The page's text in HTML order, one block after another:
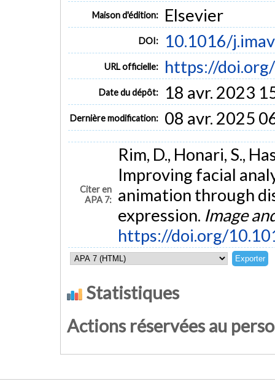
Maison d'édition: Elsevier
DOI: 10.1016/
URL officielle: https://
Date du dépôt: 18 avr. 2023
Dernière modification: 08 avr. 2025
Citer en
APA 7:
Rim, D., Honari, S.,
Improving facial
animation through
expression. Image
https://doi.org/
Statistiques
Actions réservées au